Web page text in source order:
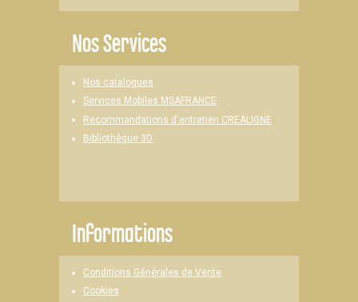
Nos Services
Nos catalogues
Services Mobiles MSAFRANCE
Recommandations d'entretien CREALIGNE
Bibliothèque 3D
Informations
Conditions Générales de Vente
Cookies